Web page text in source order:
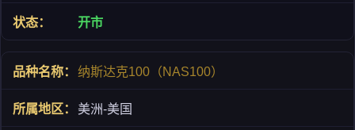
开市
纳斯达克100（NAS100）
美洲-美国